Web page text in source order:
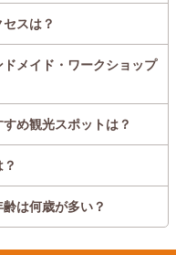
スは？
メイド・ワークショップ
め観光スポットは？
は何歳が多い？